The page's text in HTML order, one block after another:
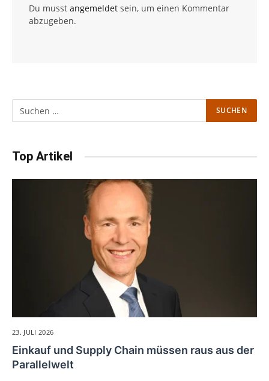
Du musst angemeldet sein, um einen Kommentar
abzugeben.
Top Artikel
23. JULI 2026
Einkauf und Supply Chain müssen raus aus der
Parallelwelt